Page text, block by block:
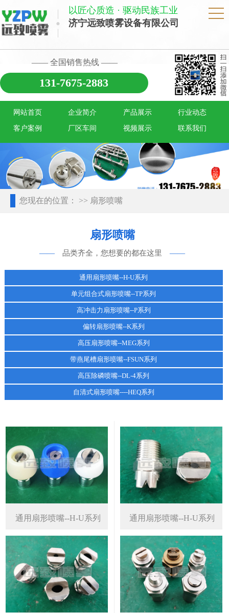
以匠心质造 · 驱动民族工业
济宁远致喷雾设备有限公司
—— 全国销售热线 ——
131-7675-2883
网站首页 企业简介 产品展示 行业动态
客户案例 厂区车间 视频展示 联系我们
您现在的位置： >> 扇形喷嘴
扇形喷嘴
—— 品类齐全，您想要的都在这里 ——
通用扇形喷嘴--H-U系列
单元组合式扇形喷嘴--TP系列
高冲击力扇形喷嘴--P系列
偏转扇形喷嘴--K系列
高压扇形喷嘴--MEG系列
带燕尾槽扇形喷嘴--FSUN系列
高压除磷喷嘴--DL-4系列
自清式扇形喷嘴----HEQ系列
通用扇形喷嘴--H-U系列 通用扇形喷嘴--H-U系列